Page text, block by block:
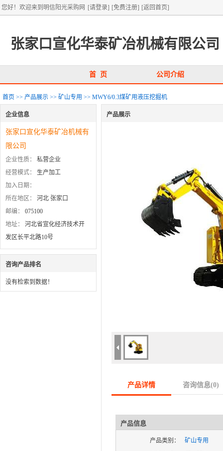
您好！欢迎来到明信阳光采购网 [请登录] [免费注册] [返回首页]
张家口宣化华泰矿冶机械有限公司
首 页 公司介绍
首页 >> 产品展示 >> 矿山专用 >> MWY6/0.3煤矿用液压挖掘机
企业信息
张家口宣化华泰矿冶机械有
限公司
企业性质：
私营企业
经营模式：
生产加工
加入日期：
所在地区：
河北 张家口
邮编：
075100
地址：
河北省宣化经济技术开
发区长平北路10号
咨询产品排名
没有检索到数据！
产品展示
产品详情 咨询信息(0)
产品信息
产品类别： 矿山专用